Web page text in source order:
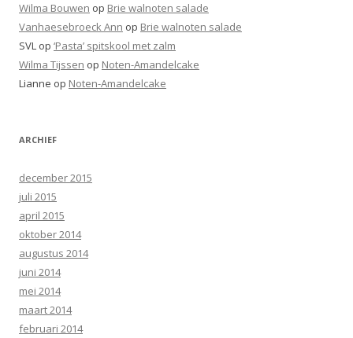
Wilma Bouwen op Brie walnoten salade
Vanhaesebroeck Ann op Brie walnoten salade
SVL op ‘Pasta’ spitskool met zalm
Wilma Tijssen op Noten-Amandelcake
Lianne op Noten-Amandelcake
ARCHIEF
december 2015
juli 2015
april 2015
oktober 2014
augustus 2014
juni 2014
mei 2014
maart 2014
februari 2014